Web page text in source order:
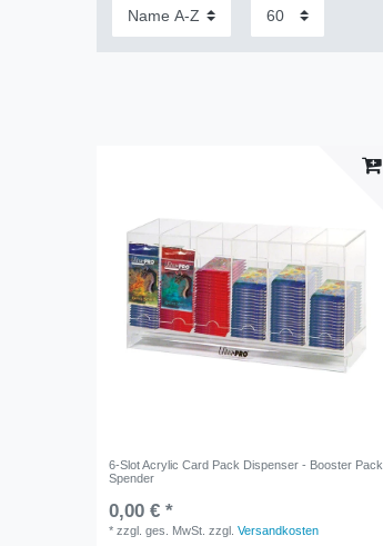
6-Slot Acrylic Card Pack Dispenser - Booster Pack
Spender
0,00 € *
*zzgl. ges. MwSt. zzgl.Versandkosten